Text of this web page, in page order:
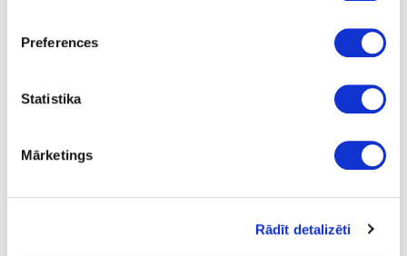
Preferences
Statistika
Mārketings
Rādīt detalizēti
Print
Transparent, light oak